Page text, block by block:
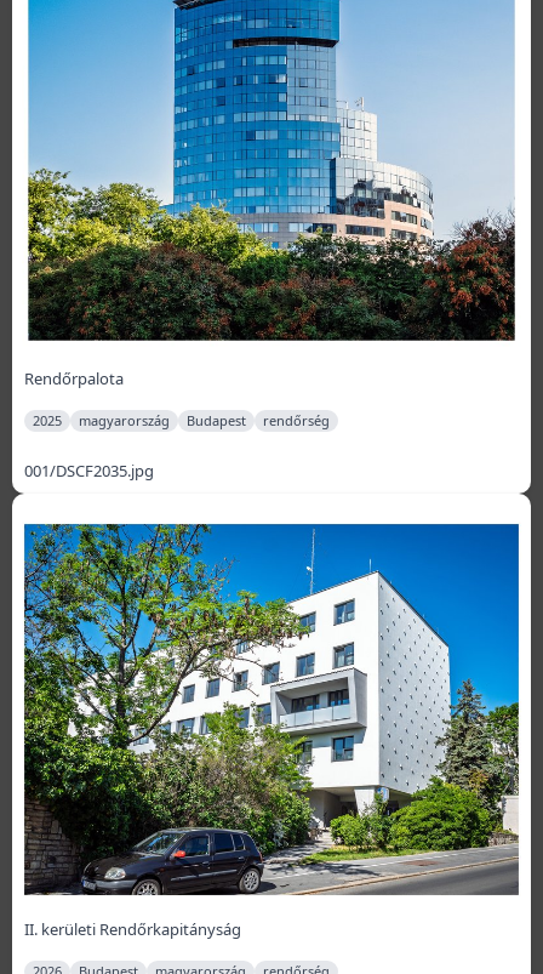
Rendőrpalota
2025 magyarország Budapest rendőrség
001/DSCF2035.jpg
II. kerületi Rendőrkapitányság